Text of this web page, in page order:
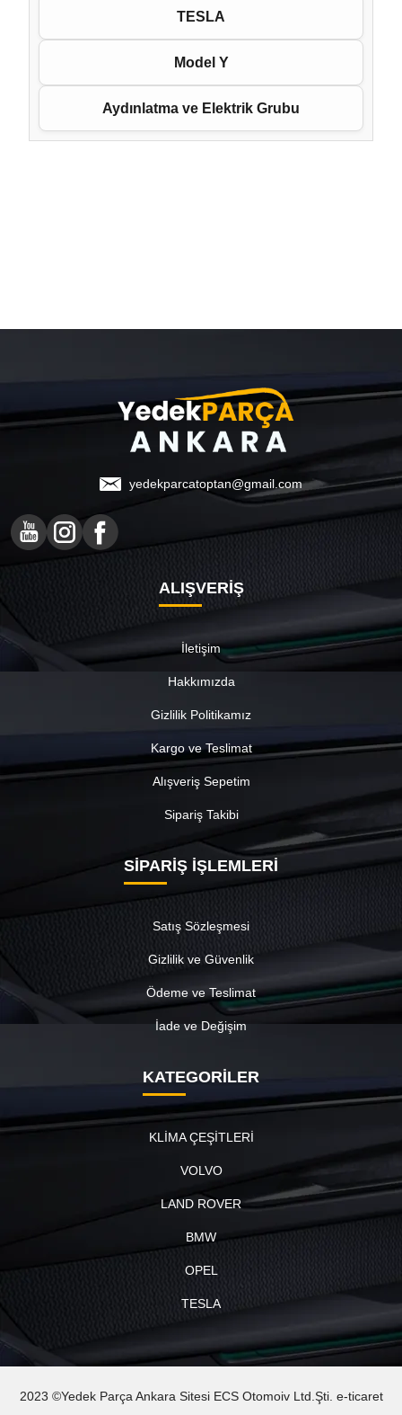
TESLA
Model Y
Aydınlatma ve Elektrik Grubu
yedekparcatoptan@gmail.com
ALIŞVERİŞ
İletişim
Hakkımızda
Gizlilik Politikamız
Kargo ve Teslimat
Alışveriş Sepetim
Sipariş Takibi
SİPARİŞ İŞLEMLERİ
Satış Sözleşmesi
Gizlilik ve Güvenlik
Ödeme ve Teslimat
İade ve Değişim
KATEGORİLER
KLİMA ÇEŞİTLERİ
VOLVO
LAND ROVER
BMW
OPEL
TESLA
2023 ©Yedek Parça Ankara Sitesi ECS Otomoiv Ltd.Şti. e-ticaret